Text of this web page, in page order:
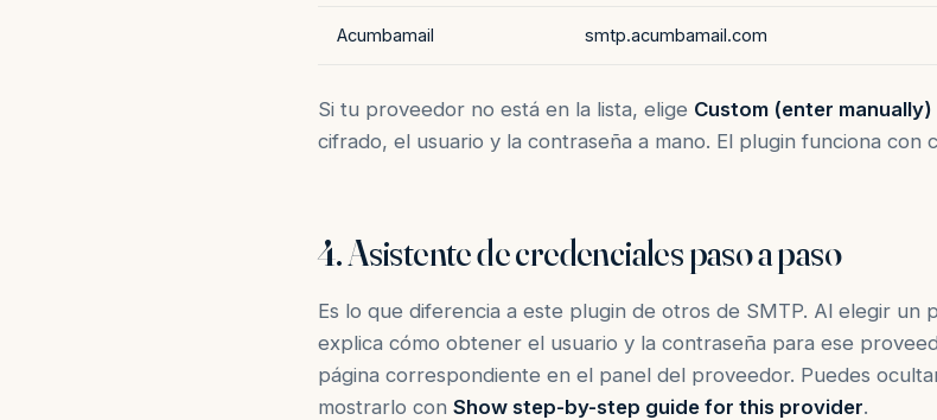
Acumbamail smtp.acumbamail.com
Si tu proveedor no está en la lista, elige Custom (enter manually)
cifrado, el usuario y la contraseña a mano. El plugin funciona con
4. Asistente de credenciales paso a paso
Es lo que diferencia a este plugin de otros de SMTP. Al elegir un
explica cómo obtener el usuario y la contraseña para ese
página correspondiente en el panel del proveedor. Puedes
mostrarlo con Show step-by-step guide for this provider.